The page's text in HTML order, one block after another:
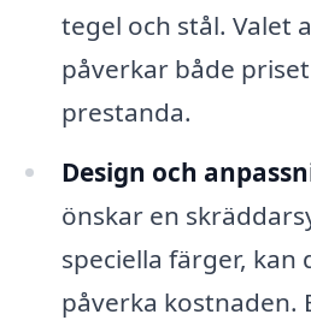
tegel och stål. Valet
påverkar både
prestanda.
Design och
önskar en
speciella färger, kan
påverka kostnaden.